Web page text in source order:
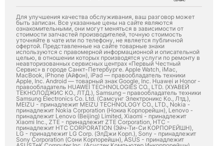
Для улучшения качества обслуживания, ваш разговор может
быть записан. Все указанные цены на сайте являются
ознакомительными, они могут меняться в зависимости от
стоимости запчастей производителей, точную стоимость
уточняйте в чате или по телефону, не является публичной
офертой. Представленные на сайте товарные знаки
используются с правомерной информационной и описательной
целью, в отношении которых производятся услуги по ремонту в
неавторизованных сервисных центрах «Первый Честный
Сервис» в городе Санкт-Петербурге. Apple Watch, iMac,
MacBook, iPhone (Айфон), iPad — правообладатель техники
Apple, Inc. Android — товарный знак Google, Inc. Huawei и Honor -
правообладатель HUAWEI TECHNOLOGIES CO., LTD. (ХУАВЕЙ
ТЕКНОЛОДЖИС КО., ЛТД.), Samsung – правообладатель техники
Samsung Electronics Co. Ltd. (Самсунг Электроникс Ко., Лтд.),
MEIZU - принадлежит MEIZU TECHNOLOGY CO., LTD., Nokia -
принадлежит Nokia Corporation (Нокиа Корпорейшн), Lenovo -
принадлежит Lenovo (Beijing) Limited, Xiaomi - принадлежит
Xiaomi Inc., ZTE - принадлежит ZTE Corporation, HTC -
принадлежит HTC CORPORATION (Эйч-Ти-Си КОРПОРЕЙШН),
LG - принадлежит LG Corp. (ЭлДжи Корп.), Sony - принадлежит
Sony Corporation (Сони Корпорейшн), ASUS - принадлежит